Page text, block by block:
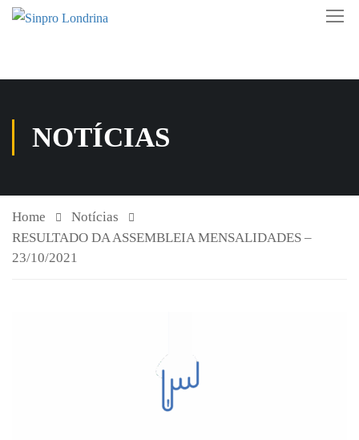
NOTÍCIAS
Home
Notícias
RESULTADO DA ASSEMBLEIA MENSALIDADES –
23/10/2021